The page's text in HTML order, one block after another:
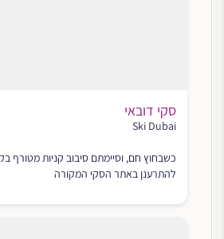
סקי דובאי
Ski Dubai‬
כשבחוץ חם, וסיימתם סיבוב קניות מטורף
להתרענן באתר הסקי המקורה